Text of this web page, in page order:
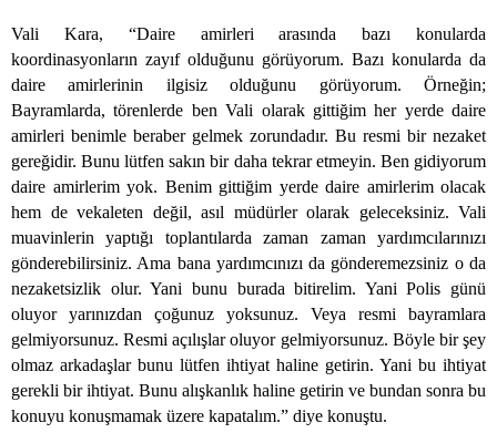
Vali Kara, “Daire amirleri arasında bazı konularda
koordinasyonların zayıf olduğunu görüyorum. Bazı konularda da
daire amirlerinin ilgisiz olduğunu görüyorum. Örneğin;
Bayramlarda, törenlerde ben Vali olarak gittiğim her yerde daire
amirleri benimle beraber gelmek zorundadır. Bu resmi bir nezaket
gereğidir. Bunu lütfen sakın bir daha tekrar etmeyin. Ben gidiyorum
daire amirlerim yok. Benim gittiğim yerde daire amirlerim olacak
hem de vekaleten değil, asıl müdürler olarak geleceksiniz. Vali
muavinlerin yaptığı toplantılarda zaman zaman yardımcılarınızı
gönderebilirsiniz. Ama bana yardımcınızı da gönderemezsiniz o da
nezaketsizlik olur. Yani bunu burada bitirelim. Yani Polis günü
oluyor yarınızdan çoğunuz yoksunuz. Veya resmi bayramlara
gelmiyorsunuz. Resmi açılışlar oluyor gelmiyorsunuz. Böyle bir şey
olmaz arkadaşlar bunu lütfen ihtiyat haline getirin. Yani bu ihtiyat
gerekli bir ihtiyat. Bunu alışkanlık haline getirin ve bundan sonra bu
konuyu konuşmamak üzere kapatalım.” diye konuştu.